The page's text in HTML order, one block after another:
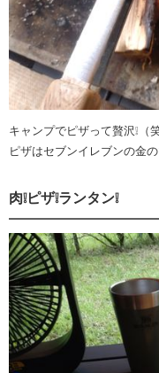
キャンプでピザって贅沢❕（笑
ピザはセブンイレブンの金の
肉❕ピザ❕ランタン❕